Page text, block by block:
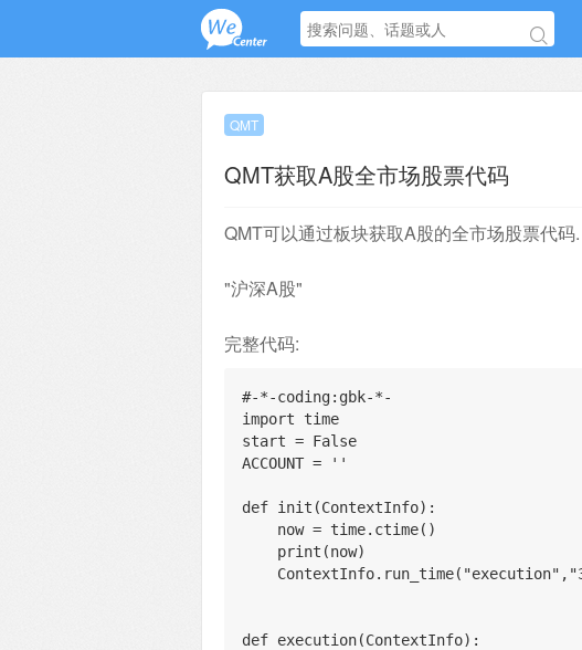
QMT
QMT获取A股全市场股票代码
QMT可以通过板块获取A股的全市场股票代码.
"沪深A股"
完整代码:
#-*-coding:gbk-*-
import time
start = False
ACCOUNT = ''
def init(ContextInfo):
    now = time.ctime()
    print(now)
def execution(ContextInfo):